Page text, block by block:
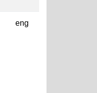
eng